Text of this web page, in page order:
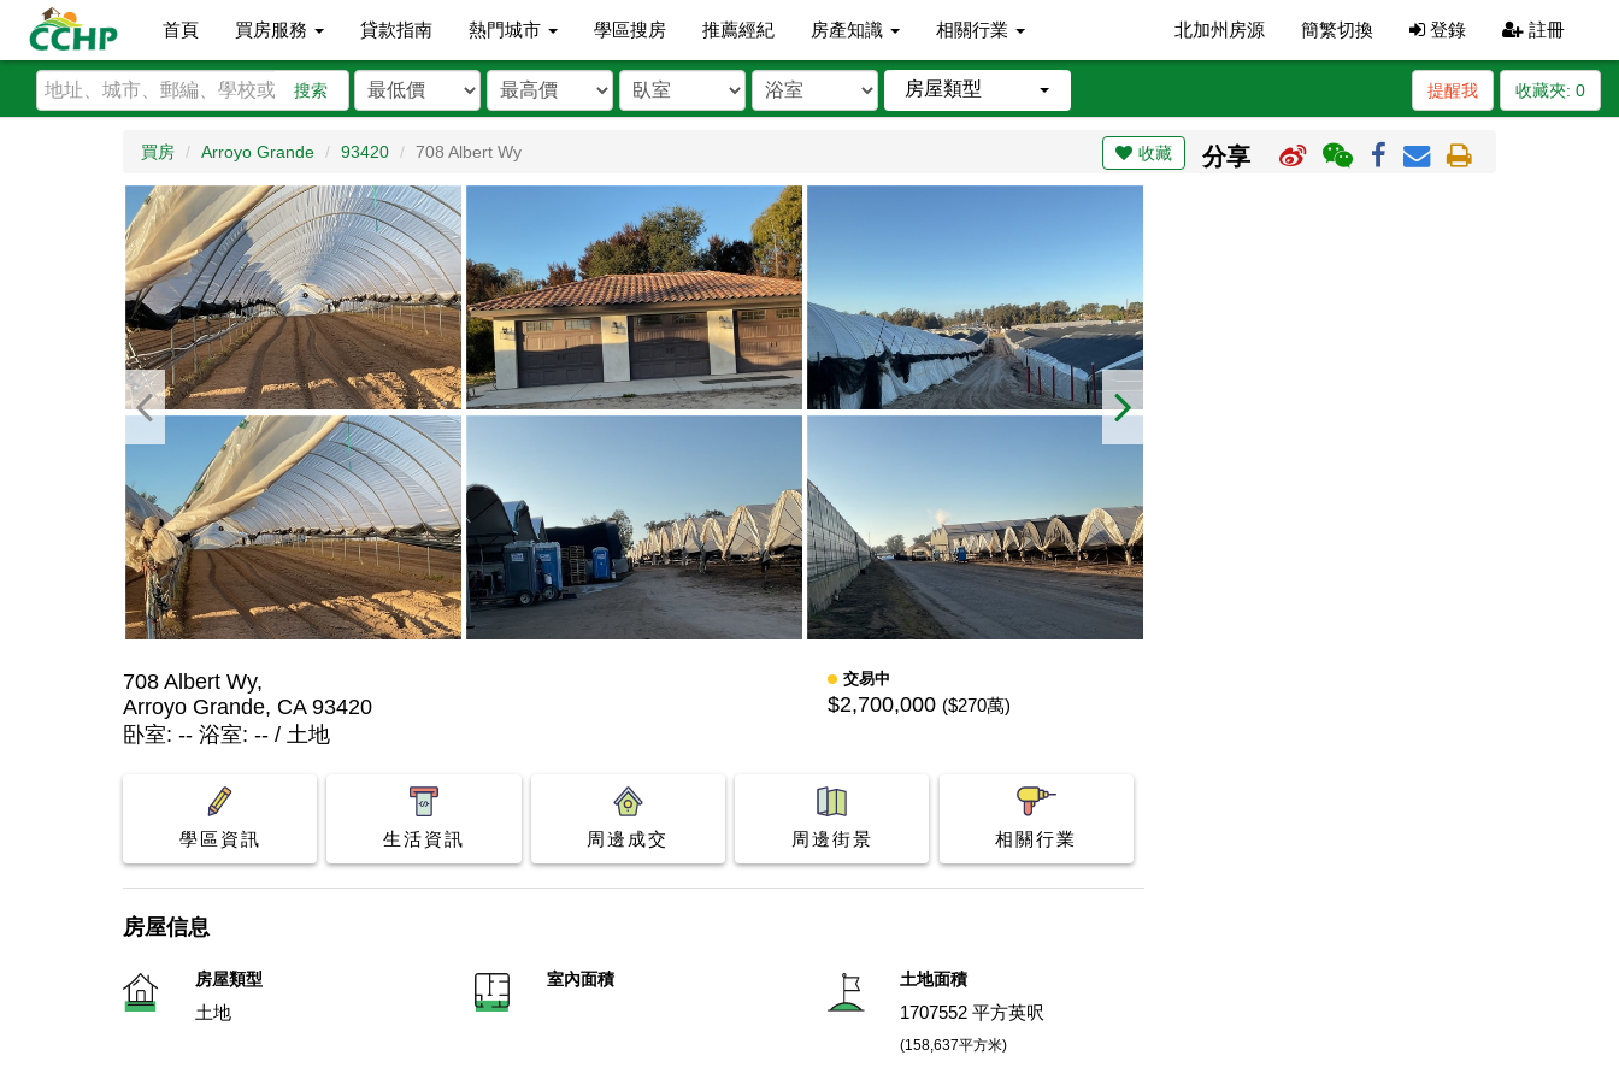
首頁 買房服務 貸款指南 熱門城市 學區搜房 推薦經紀 房產知識 相關行業 北加州房源 簡繁切換 登錄 註冊
搜索 房屋類型 收藏夾: 0
提醒我
買房 Arroyo Grande 93420 708 Albert Wy 收藏 分享
708 Albert Wy,
Arroyo Grande, CA 93420
交易中
$2,700,000 ($270萬)
卧室: -- 浴室: -- / 土地
學區資訊 生活資訊 周邊成交 周邊街景 相關行業
房屋信息
房屋類型
土地
室內面積
土地面積
1707552 平方英呎
(158,637平方米)